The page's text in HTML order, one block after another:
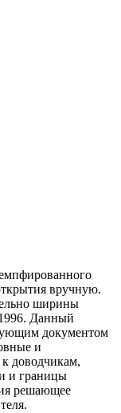
вручную.
ширины
Данный
документом
и
доводчикам,
и границы
решающее